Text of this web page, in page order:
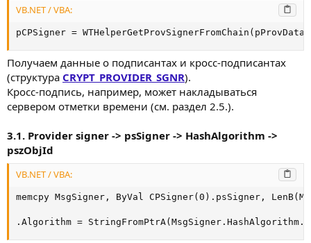
VB.NET / VBA:
pCPSigner =
Получаем данные о подписантах и кросс-подписантах
(структура CRYPT_PROVIDER_SGNR).
Кросс-подпись, например, может накладываться
сервером отметки времени (см. раздел 2.5.).
3.1. Provider signer -> psSigner -> HashAlgorithm ->
pszObjId
VB.NET / VBA:
memcpy MsgSigner, ByVal CPSigner(0).psSigner,
.Algorithm =